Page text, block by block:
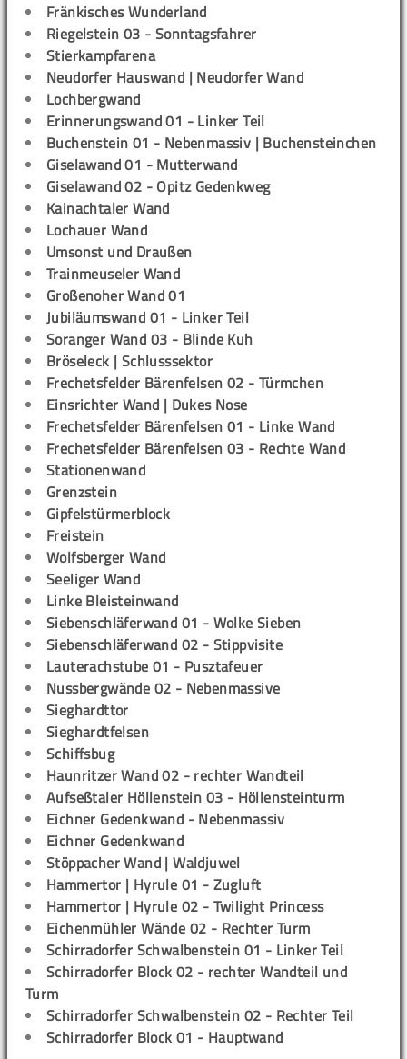
Fränkisches Wunderland
Riegelstein 03 - Sonntagsfahrer
Stierkampfarena
Neudorfer Hauswand | Neudorfer Wand
Lochbergwand
Erinnerungswand 01 - Linker Teil
Buchenstein 01 - Nebenmassiv | Buchensteinchen
Giselawand 01 - Mutterwand
Giselawand 02 - Opitz Gedenkweg
Kainachtaler Wand
Lochauer Wand
Umsonst und Draußen
Trainmeuseler Wand
Großenoher Wand 01
Jubiläumswand 01 - Linker Teil
Soranger Wand 03 - Blinde Kuh
Bröseleck | Schlusssektor
Frechetsfelder Bärenfelsen 02 - Türmchen
Einsrichter Wand | Dukes Nose
Frechetsfelder Bärenfelsen 01 - Linke Wand
Frechetsfelder Bärenfelsen 03 - Rechte Wand
Stationenwand
Grenzstein
Gipfelstürmerblock
Freistein
Wolfsberger Wand
Seeliger Wand
Linke Bleisteinwand
Siebenschläferwand 01 - Wolke Sieben
Siebenschläferwand 02 - Stippvisite
Lauterachstube 01 - Pusztafeuer
Nussbergwände 02 - Nebenmassive
Sieghardttor
Sieghardtfelsen
Schiffsbug
Haunritzer Wand 02 - rechter Wandteil
Aufseßtaler Höllenstein 03 - Höllensteinturm
Eichner Gedenkwand - Nebenmassiv
Eichner Gedenkwand
Stöppacher Wand | Waldjuwel
Hammertor | Hyrule 01 - Zugluft
Hammertor | Hyrule 02 - Twilight Princess
Eichenmühler Wände 02 - Rechter Turm
Schirradorfer Schwalbenstein 01 - Linker Teil
Schirradorfer Block 02 - rechter Wandteil und
Turm
Schirradorfer Schwalbenstein 02 - Rechter Teil
Schirradorfer Block 01 - Hauptwand